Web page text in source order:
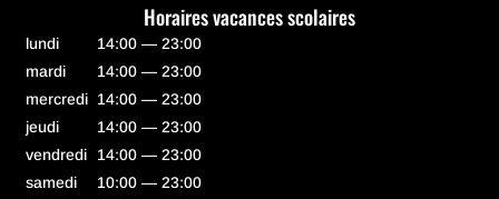
Horaires vacances scolaires
lundi
14:00 — 23:00
mardi
14:00 — 23:00
mercredi 14:00 — 23:00
jeudi
14:00 — 23:00
vendredi
14:00 — 23:00
samedi
10:00 — 23:00